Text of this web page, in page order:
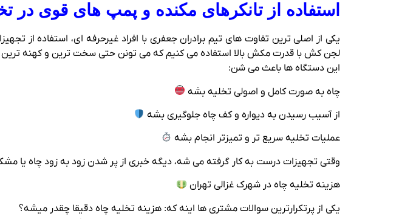
استفاده از تانکرهای مکنده و پمپ‌ های قوی در
یکی از اصلی‌ ترین تفاوت‌ های تیم برادران جعفری با افراد غیرحرفه‌ ای، استفاده از
لجن‌ کش با قدرت مکش بالا استفاده می‌ کنیم که می‌ تونن حتی سخت‌ ترین و کهنه‌
این دستگاه‌ ها باعث می‌ شن:
چاه به‌ صورت کامل و اصولی تخلیه بشه
از آسیب رسیدن به دیواره و کف چاه جلوگیری بشه
عملیات تخلیه سریع‌ تر و تمیزتر انجام بشه
وقتی تجهیزات درست به کار گرفته می‌ شه، دیگه خبری از پر شدن زود به زود چاه یا
هزینه تخلیه چاه در شهرک غزالی تهران
یکی از پرتکرارترین سوالات مشتری‌ ها اینه که: هزینه تخلیه چاه دقیقا چقدر میشه؟